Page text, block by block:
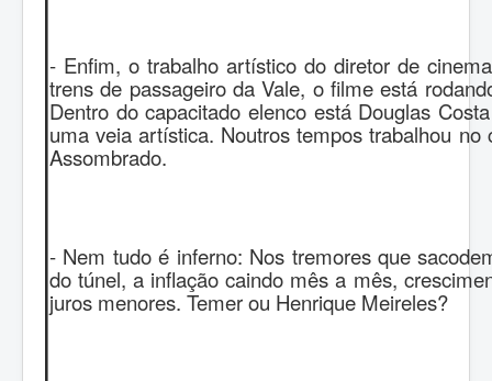
- Enfim, o trabalho artístico do diretor de
trens de passageiro da Vale, o filme está
Dentro do capacitado elenco está Douglas
uma veia artística. Noutros tempos trabalhou
Assombrado.
- Nem tudo é inferno: Nos tremores que
do túnel, a inflação caindo mês a mês,
juros menores. Temer ou Henrique Meireles?